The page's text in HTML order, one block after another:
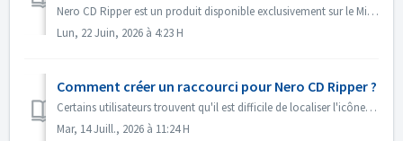
Nero CD Ripper est un produit disponible exclusivement sur le Microsoft Store (https://apps.microsoft.com/detail/9NSNQ0CPD06G) et n'est pas inclus dans ...
Lun, 22 Juin, 2026 à 4:23 H
Comment créer un raccourci pour Nero CD Ripper ?
Certains utilisateurs trouvent qu'il est difficile de localiser l'icône de Nero CD Ripper et doivent se rendre à chaque fois sur le Microsoft Store ...
Mar, 14 Juill., 2026 à 11:24 H